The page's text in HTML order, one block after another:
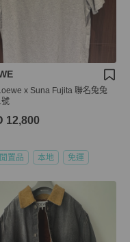
x Suna Fujita 聯名兔兔
12,800
置品 本地 免運